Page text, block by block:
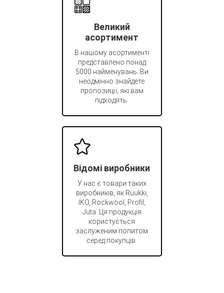
Великий
асортимент
В нашому асортименті
представлено понад
5000 найменувань. Ви
неодмінно знайдете
пропозиції, які вам
підходять.
Відомі виробники
У нас є товари таких
виробників, як Ruukki,
IKO, Rockwool, Profil,
Juta. Ця продукція
користується
заслуженим попитом
серед покупців.